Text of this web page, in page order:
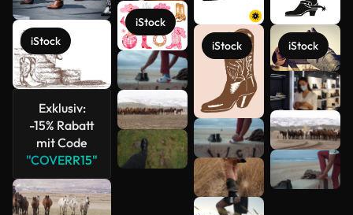
iStock
Exklusiv:
-15% Rabatt
mit Code
"COVERR15"
iStock
iStock iStock
Mehr
anzeigen